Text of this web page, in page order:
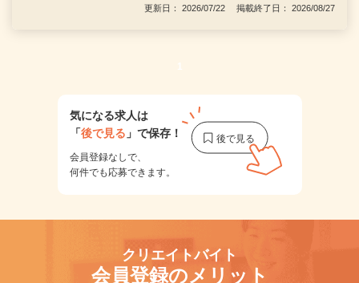
更新日： 2026/07/22 掲載終了日： 2026/08/27
1
気になる求人は
「後で見る 」で保存！
会員登録なしで、
何件でも応募できます。
クリエイトバイト
会員登録のメリット